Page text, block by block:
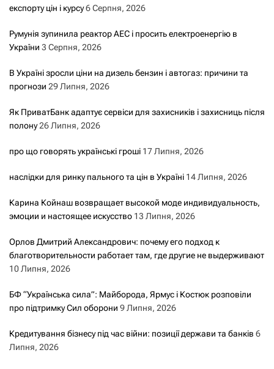
експорту цін і курсу6 Серпня, 2026
Румунія зупинила реактор АЕС і просить електроенергію в
України 3 Серпня, 2026
В Україні зросли ціни на дизель бензин і автогаз: причини та
прогнози 29 Липня, 2026
Як ПриватБанк адаптує сервіси для захисників і захисниць після
полону26 Липня, 2026
про що говорять українські гроші 17 Липня, 2026
наслідки для ринку пального та цін в Україні 14 Липня, 2026
Карина Койнаш возвращает высокой моде индивидуальность,
эмоции и настоящее искусство 13 Липня, 2026
Орлов Дмитрий Александрович: почему его подход к
благотворительности работает там, где другие не выдерживают
10 Липня, 2026
БФ “Українська сила”: Майборода, Ярмус і Костюк розповіли
про підтримку Сил оборони 9 Липня, 2026
Кредитування бізнесу під час війни: позиції держави та банків 6
Липня, 2026